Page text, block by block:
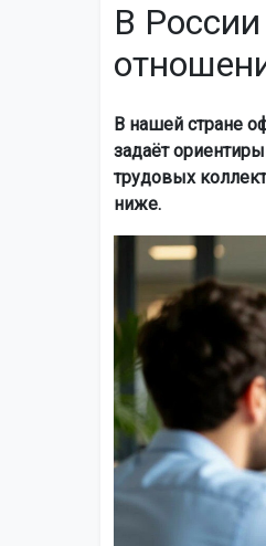
В
В нашей стране
задаёт
трудовых
ниже.